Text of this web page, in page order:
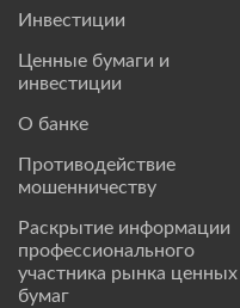
Инвестиции
Ценные бумаги и
инвестиции
О банке
Противодействие
мошенничеству
Раскрытие информации
профессионального
участника рынка ценных
бумаг